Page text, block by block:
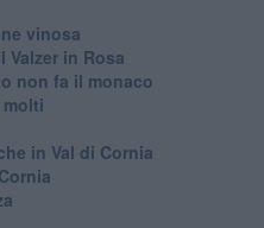
vinosa
Valzer in Rosa
non fa il monaco
in Val di Cornia